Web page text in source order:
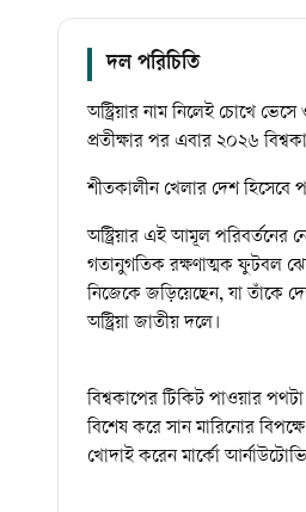
দল পরিচিতি
অস্ট্রিয়ার নাম নিলেই চোখে
প্রতীক্ষার পর এবার ২০২৬
শীতকালীন খেলার দেশ হিসেবে
অস্ট্রিয়ার এই আমূল পরিবর্তনের
গতানুগতিক রক্ষণাত্মক ফুটবল
নিজেকে জড়িয়েছেন, যা তাঁকে
অস্ট্রিয়া জাতীয় দলে।
বিশ্বকাপের টিকিট পাওয়ার
বিশেষ করে সান মারিনোর
খোদাই করেন মার্কো